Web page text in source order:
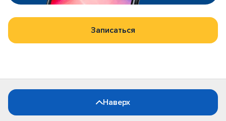
Записаться
Наверх